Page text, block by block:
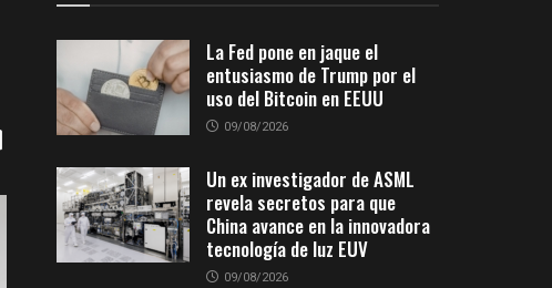
La Fed pone en jaque el
entusiasmo de Trump por el
uso del Bitcoin en EEUU
09/08/2026
Un ex investigador de ASML
revela secretos para que
China avance en la innovadora
tecnología de luz EUV
09/08/2026